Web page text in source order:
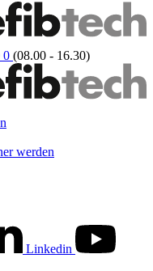
0 (08.00 - 16.30)
werden
Linkedin